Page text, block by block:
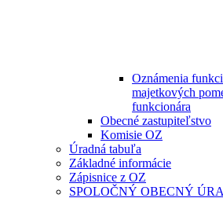
Oznámenia
majetkových
funkcionára
Obecné zastupiteľstvo
Komisie OZ
Úradná tabuľa
Základné informácie
Zápisnice z OZ
SPOLOČNÝ OBECNÝ